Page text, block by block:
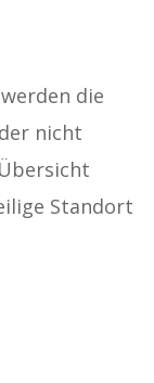
werden die
nicht
Standort